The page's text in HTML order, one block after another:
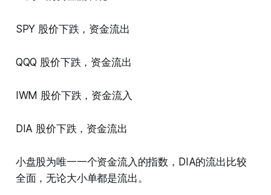
SPY 股价下跌，资金流出
QQQ 股价下跌，资金流出
IWM 股价下跌，资金流入
DIA 股价下跌，资金流出
小盘股为唯一一个资金流入的指数，DIA的流出比较
全面，无论大小单都是流出。